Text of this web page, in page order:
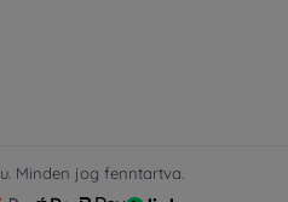
Minden jog fenntartva.